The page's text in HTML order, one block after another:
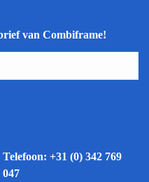
van Combiframe!
Telefoon: +31 (0) 342 769
047